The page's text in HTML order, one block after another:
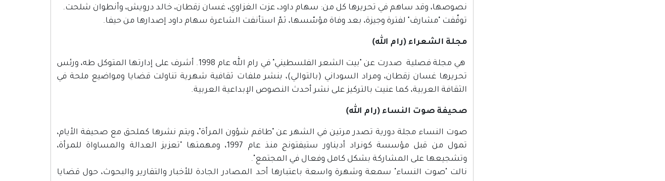
نصوصها، وقد ساهم في تحريرها كل من: سهام داود، عزت الغزاوي، غسان زقطان، خالد درويش، وأنطوان شلحت.
توقّفت "مشارف" لفترة وجيزة، بعد وفاة مؤسّسها، ثمّ استأنفت الشاعرة سهام داود إصدارها من حيفا.
مجلة الشعراء (رام الله)
هي مجلة فصلية صدرت عن "بيت الشعر الفلسطيني" في رام الله عام 1998. أشرف على إدارتها المتوكل طه، ورئس
تحريرها غسان زقطان، ومراد السوداني (بالتوالي)، بنشر ملفات ثقافية شهرية تناولت قضايا ومواضيع ملحة في
الثقافة العربية، كما عنيت بالتركيز على نشر أحدث النصوص الإبداعية العربية.
صحيفة صوت النساء (رام الله)
صوت النساء مجلة دورية تصدر مرتين في الشهر عن "طاقم شؤون المرأة"، ويتم نشرها كملحق مع صحيفة الأيام،
تمول من قبل مؤسسة كونراد أديناور ستيفتونج منذ عام 1997، ومهمتها "تعزيز العدالة والمساواة للمرأة،
وتشجيعها على المشاركة بشكل كامل وفعال في المجتمع".
نالت "صوت النساء" سمعة وشهرة واسعة باعتبارها أحد المصادر الجادة للأخبار والتقارير والبحوث، حول قضايا